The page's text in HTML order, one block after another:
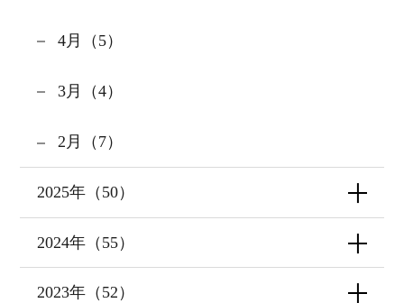
4月（5）
3月（4）
2月（7）
2025年（50）
2024年（55）
2023年（52）